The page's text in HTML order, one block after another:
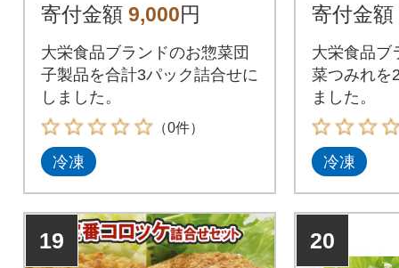
寄付金額 9,000円
大栄食品ブランドのお惣菜団
子製品を合計3パック詰合せに
しました。
（0件）
冷凍
寄付金額
大栄食品ブ
菜つみれを
ました。
冷凍
19 20